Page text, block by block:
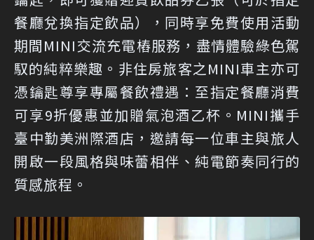
餐廳兌換指定飲品），同時享免費使用活動
期間MINI交流充電樁服務，盡情體驗綠色駕
馭的純粹樂趣。非住房旅客之MINI車主亦可
憑鑰匙尊享專屬餐飲禮遇：至指定餐廳消費
可享9折優惠並加贈氣泡酒乙杯。MINI攜手
臺中勤美洲際酒店，邀請每一位車主與旅人
開啟一段風格與味蕾相伴、純電節奏同行的
質感旅程。